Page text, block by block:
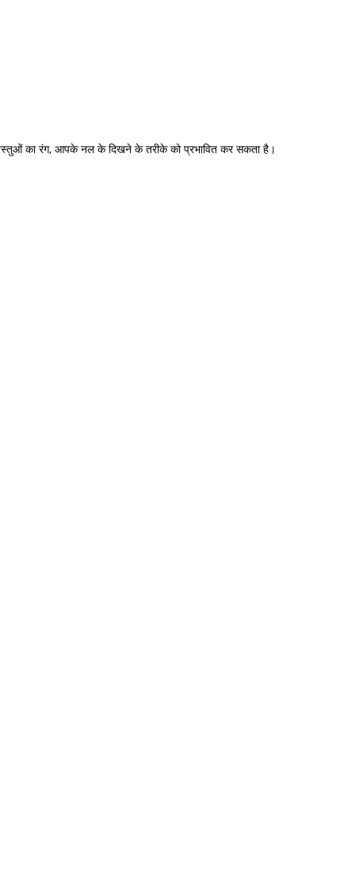
वस्तुओं का रंग, आपके नल के दिखने के तरीके को प्रभावित कर सकता है।